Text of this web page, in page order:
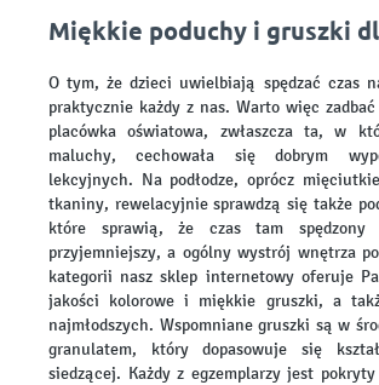
Miękkie poduchy i gruszki
O tym, że dzieci uwielbiają spędzać czas
praktycznie każdy z nas. Warto więc
placówka oświatowa, zwłaszcza ta, w
maluchy, cechowała się dobrym
lekcyjnych. Na podłodze, oprócz
tkaniny, rewelacyjnie sprawdzą się także
które sprawią, że czas tam spędzony
przyjemniejszy, a ogólny wystrój wnętrza
kategorii nasz sklep internetowy oferuje
jakości kolorowe i miękkie gruszki, a
najmłodszych. Wspomniane gruszki są w
granulatem, który dopasowuje się
siedzącej. Każdy z egzemplarzy jest